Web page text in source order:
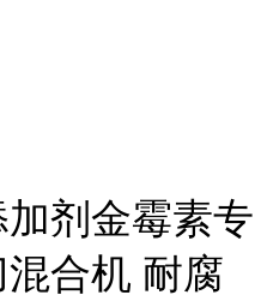
剂金霉素专
合机 耐腐